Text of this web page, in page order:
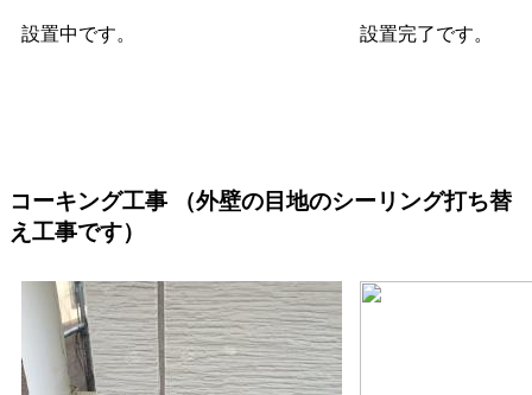
設置中です。 設置完了です。
コーキング工事 （外壁の目地のシーリング打ち替
え工事です）